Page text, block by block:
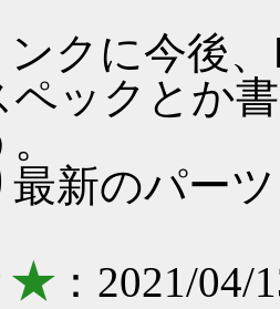
クに今後、
ペックとか
新のパー
★：2021/04/